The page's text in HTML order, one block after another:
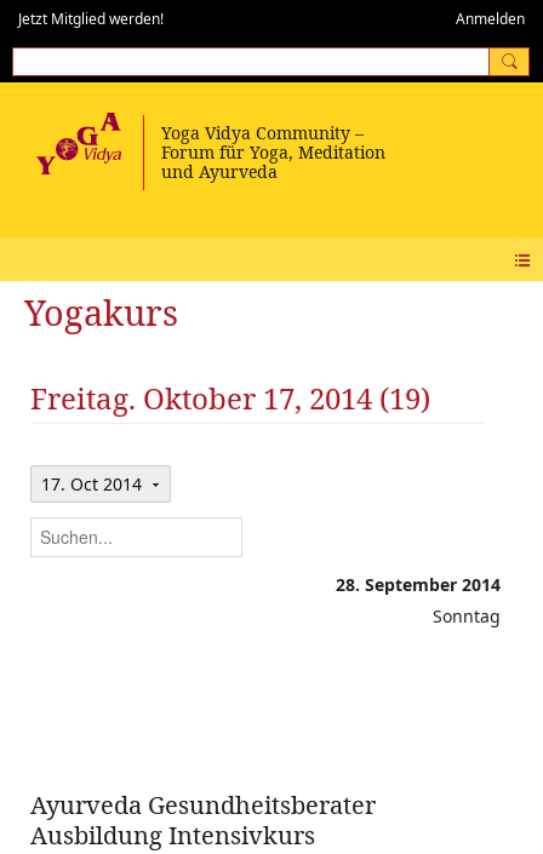
Jetzt Mitglied werden! Anmelden
Yogakurs
Freitag. Oktober 17, 2014 (19)
17. Oct 2014
28. September 2014
Sonntag
Ayurveda Gesundheitsberater
Ausbildung Intensivkurs